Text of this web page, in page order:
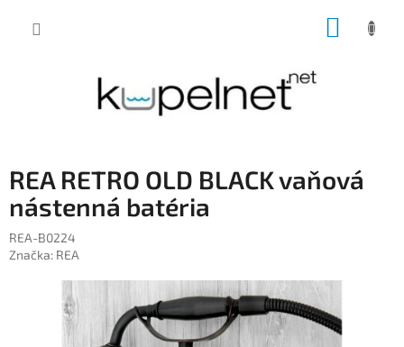
REA RETRO OLD BLACK vaňová
nástenná batéria
REA-B0224
Značka: REA